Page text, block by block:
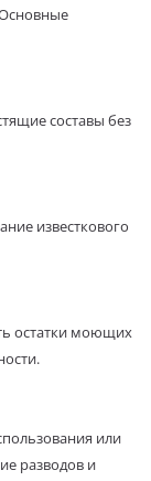
составы без
известкового
остатки моющих
или
разводов и